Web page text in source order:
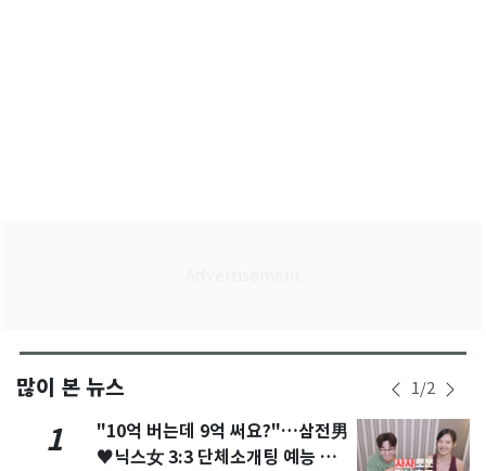
많이 본 뉴스 1/2
1
"10억 버는데 9억 써요?"…삼전男
♥닉스女 3:3 단체소개팅 예능 화